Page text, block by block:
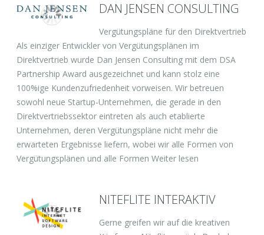
DAN JENSEN CONSULTING
Vergütungspläne für den Direktvertrieb
Als einziger Entwickler von Vergütungsplänen im
Direktvertrieb wurde Dan Jensen Consulting mit dem DSA
Partnership Award ausgezeichnet und kann stolz eine
100%ige Kundenzufriedenheit vorweisen. Wir betreuen
sowohl neue Startup-Unternehmen, die gerade in den
Direktvertriebssektor eintreten als auch etablierte
Unternehmen, deren Vergütungspläne nicht mehr die
erwarteten Ergebnisse liefern, wobei wir alle Formen von
Vergütungsplänen und alle Formen Weiter lesen
NITEFLITE INTERAKTIV
Gerne greifen wir auf die kreativen